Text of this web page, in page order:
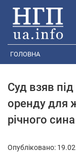
ГОЛОВНА
Суд взяв
оренду для
річного сина
Опубліковано: